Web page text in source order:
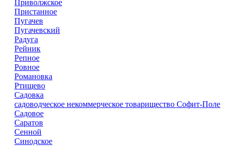
Приволжское
Пристанное
Пугачев
Пугачевский
Радуга
Рейник
Репное
Ровное
Романовка
Ртищево
Садовка
садоводческое некоммерческое товарищество Софит-Поле
Садовое
Саратов
Сенной
Синодское